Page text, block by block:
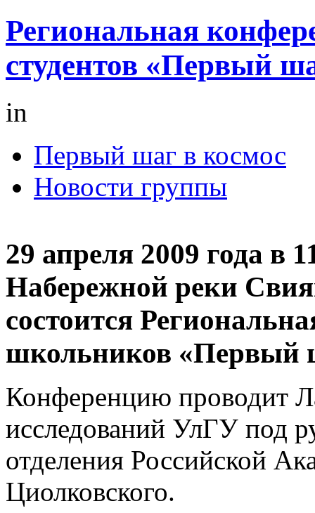
Региональная
студентов «Первый
in
Первый шаг в космос
Новости группы
29 апреля 2009 года в
Набережной реки
состоится
школьников «Первый
Конференцию проводит
исследований УлГУ под
отделения Российской
Циолковского.